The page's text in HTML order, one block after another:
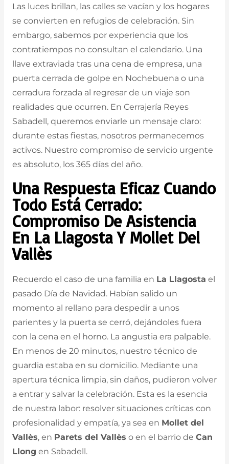
Las luces brillan, las calles se vacían y los hogares
se convierten en refugios de celebración. Sin
embargo, sabemos por experiencia que los
contratiempos no consultan el calendario. Una
llave extraviada tras una cena de empresa, una
puerta cerrada de golpe en Nochebuena o una
cerradura forzada al regresar de un viaje son
realidades que ocurren. En Cerrajería Reyes
Sabadell, queremos enviarle un mensaje claro:
durante estas fiestas, nosotros permanecemos
activos. Nuestro compromiso de servicio urgente
es absoluto, los 365 días del año.
Una Respuesta Eficaz Cuando
Todo Está Cerrado:
Compromiso De Asistencia
En La Llagosta Y Mollet Del
Vallès
Recuerdo el caso de una familia en La Llagosta el
pasado Día de Navidad. Habían salido un
momento al rellano para despedir a unos
parientes y la puerta se cerró, dejándoles fuera
con la cena en el horno. La angustia era palpable.
En menos de 20 minutos, nuestro técnico de
guardia estaba en su domicilio. Mediante una
apertura técnica limpia, sin daños, pudieron volver
a entrar y salvar la celebración. Esta es la esencia
de nuestra labor: resolver situaciones críticas con
profesionalidad y empatía, ya sea en Mollet del
Vallès, en Parets del Vallès o en el barrio de Can
Llong en Sabadell.